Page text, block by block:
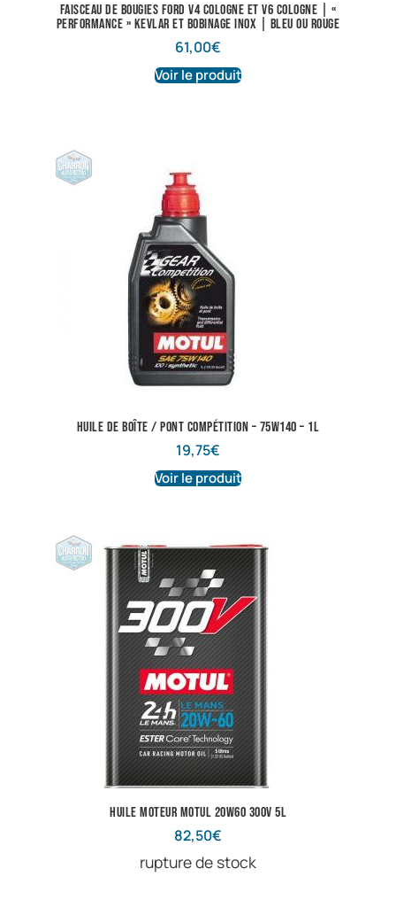
Faisceau de bougies Ford V4 Cologne et V6 Cologne | «
performance » Kevlar et bobinage inox | Bleu ou rouge
61,00€
Voir le produit
Huile de boîte / pont compétition – 75w140 – 1L
19,75€
Voir le produit
Huile Moteur Motul 20w60 300V 5L
82,50€
rupture de stock